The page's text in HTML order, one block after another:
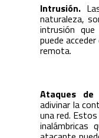
Intrusión.
naturaleza,
intrusión
puede
remota.
Ataques
adivinar la
una red.
inalámbricas